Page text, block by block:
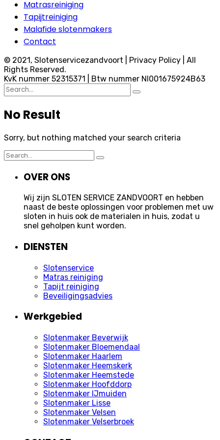
Matrasreiniging
Tapijtreiniging
Malafide slotenmakers
Contact
© 2021, Slotenservicezandvoort | Privacy Policy | All
Rights Reserved.
KvK nummer 52315371 | Btw nummer Nl001675924B63
Search
for:
No Result
Sorry, but nothing matched your search criteria
Search
for:
OVER ONS
Wij zijn SLOTEN SERVICE ZANDVOORT en hebben
naast de beste oplossingen voor problemen met uw
sloten in huis ook de materialen in huis, zodat u
snel geholpen kunt worden.
DIENSTEN
Slotenservice
Matras reiniging
Tapijt reiniging
Beveiligingsadvies
Werkgebied
Slotenmaker Beverwijk
Slotenmaker Bloemendaal
Slotenmaker Haarlem
Slotenmaker Heemskerk
Slotenmaker Heemstede
Slotenmaker Hoofddorp
Slotenmaker IJmuiden
Slotenmaker Lisse
Slotenmaker Velsen
Slotenmaker Velserbroek